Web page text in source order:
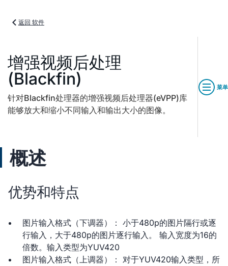
返回 软件
增强视频后处理
(Blackfin)
针对Blackfin处理器的增强视频后处理器(eVPP)库
能够放大和缩小不同输入和输出大小的图像。
菜单
概述
优势和特点
图片输入格式（下调器）： 小于480p的图片隔行或逐
行输入，大于480p的图片逐行输入。 输入宽度为16的
倍数。输入类型为YUV420
图片输入格式（上调器）： 对于YUV420输入类型，所